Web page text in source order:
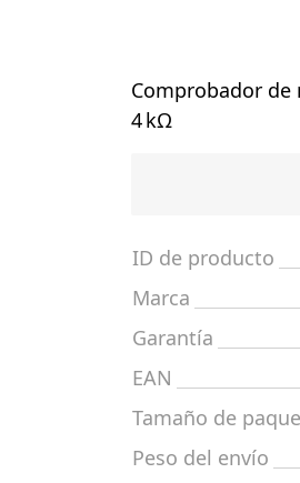
Comprobador de
4 kΩ
ID de producto
Marca
Garantía
EAN
Tamaño de
Peso del envío